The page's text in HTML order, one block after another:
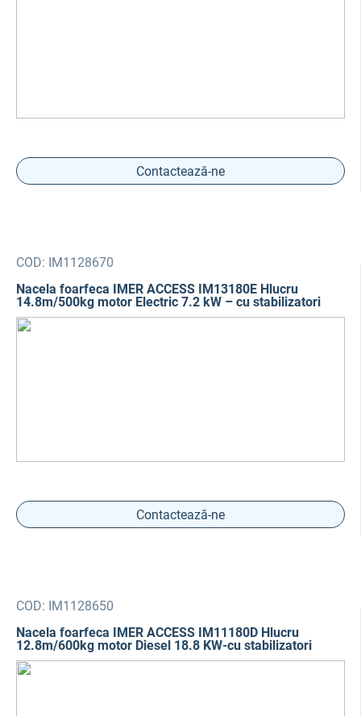
Contactează-ne
COD: IM1128670
Nacela foarfeca IMER ACCESS IM13180E Hlucru
14.8m/500kg motor Electric 7.2 kW – cu stabilizatori
Contactează-ne
COD: IM1128650
Nacela foarfeca IMER ACCESS IM11180D Hlucru
12.8m/600kg motor Diesel 18.8 KW-cu stabilizatori